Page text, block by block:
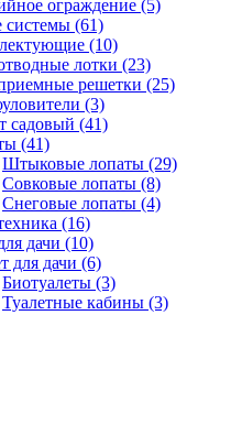
ограждение (5)
(61)
(10)
лотки (23)
решетки (25)
(3)
садовый (41)
(41)
Штыковые лопаты (29)
Совковые лопаты (8)
Снеговые лопаты (4)
(16)
дачи (10)
для дачи (6)
Биотуалеты (3)
Туалетные кабины (3)